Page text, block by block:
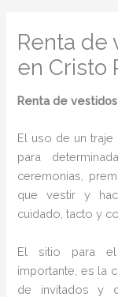
Renta de
en Cristo
Renta de
El uso de un
para
ceremonias,
que vestir y
cuidado, tacto y
El sitio para el
importante, es la
de invitados y